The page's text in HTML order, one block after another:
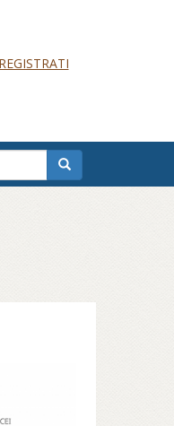
REGISTRATI